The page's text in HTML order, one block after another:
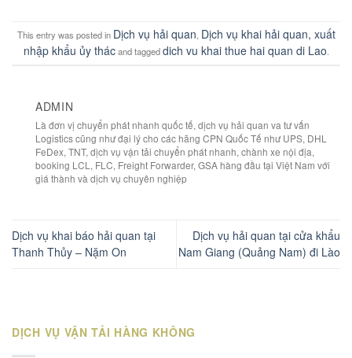
This entry was posted in Dịch vụ hải quan, Dịch vụ khai hải quan, xuất
nhập khẩu ủy thácand taggeddich vu khai thue hai quan di Lao.
ADMIN
Là đơn vị chuyển phát nhanh quốc tế, dịch vụ hải quan va tư vấn
Logistics cũng như đại lý cho các hãng CPN Quốc Tế như UPS, DHL
FeDex, TNT, dịch vụ vận tải chuyển phát nhanh, chành xe nội địa,
booking LCL, FLC, Freight Forwarder, GSA hàng đầu tại Việt Nam với
giá thành và dịch vụ chuyên nghiệp
Dịch vụ khai báo hải quan tại
Thanh Thủy – Nặm On
Dịch vụ hải quan tại cửa khẩu
Nam Giang (Quảng Nam) đi Lào
DỊCH VỤ VẬN TẢI HÀNG KHÔNG